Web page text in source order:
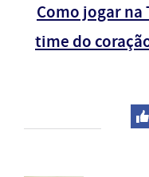
Como jogar
time do